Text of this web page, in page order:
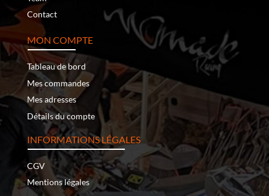
Contact
MON COMPTE
Tableau de bord
Mes commandes
Mes adresses
Détails du compte
INFORMATIONS LÉGALES
CGV
Mentions légales